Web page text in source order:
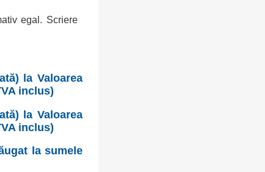
egal. Scriere
la Valoarea
inclus)
la Valoarea
inclus)
la sumele